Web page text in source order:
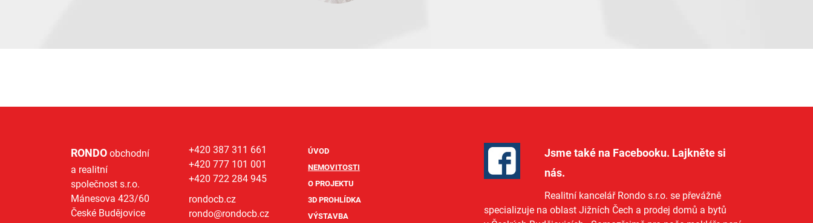
RONDO obchodní
a realitní
společnost s.r.o.
Mánesova 423/60
České Budějovice
+420 387 311 661
+420 777 101 001
+420 722 284 945
rondocb.cz
rondo@rondocb.cz
ÚVOD
NEMOVITOSTI
O PROJEKTU
3D PROHLÍDKA
VÝSTAVBA
Jsme také na Facebooku. Lajkněte si
nás.
Realitní kancelář Rondo s.r.o. se převážně
specializuje na oblast Jižních Čech a prodej domů a bytů